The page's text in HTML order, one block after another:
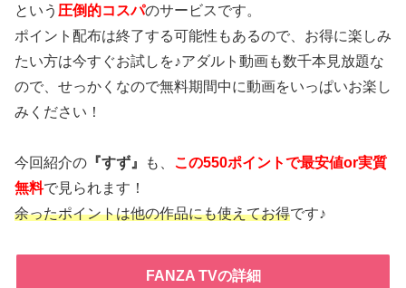
という 圧倒的コスパのサービスです。
ポイント配布は終了する可能性もあるので、お得に楽しみ
たい方は今すぐお試しを♪アダルト動画も数千本見放題な
ので、せっかくなので無料期間中に動画をいっぱいお楽し
みください！
今回紹介の 『すず』 も、 この550ポイントで最安値or実質
無料で見られます！
余ったポイントは他の作品にも使えてお得です♪
FANZA TVの詳細